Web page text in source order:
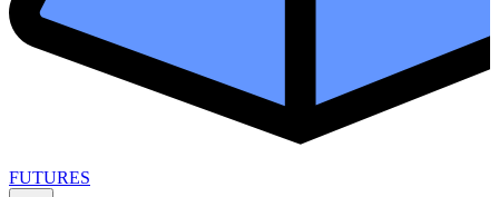
FUTURES